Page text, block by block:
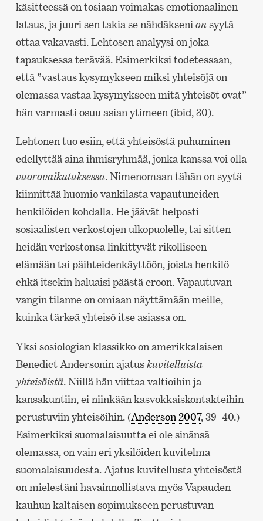
käsitteessä on tosiaan voimakas emotionaalinen
lataus, ja juuri sen takia se nähdäksenion syytä
ottaa vakavasti. Lehtosen analyysi on joka
tapauksessa terävää. Esimerkiksi todetessaan,
että ”vastaus kysymykseen miksi yhteisöjä on
olemassa vastaa kysymykseen mitä yhteisöt ovat”
hän varmasti osuu asian ytimeen (ibid, 30).
Lehtonen tuo esiin, että yhteisöstä puhuminen
edellyttää aina ihmisryhmää, jonka kanssa voi olla
vuorovaikutuksessa. Nimenomaan tähän on syytä
kiinnittää huomio vankilasta vapautuneiden
henkilöiden kohdalla. He jäävät helposti
sosiaalisten verkostojen ulkopuolelle, tai sitten
heidän verkostonsa linkittyvät rikolliseen
elämään tai päihteidenkäyttöön, joista henkilö
ehkä itsekin haluaisi päästä eroon. Vapautuvan
vangin tilanne on omiaan näyttämään meille,
kuinka tärkeä yhteisö itse asiassa on.
Yksi sosiologian klassikko on amerikkalaisen
Benedict Andersonin ajatuskuvitelluista
yhteisöistä. Niillä hän viittaa valtioihin ja
kansakuntiin, ei niinkään kasvokkaiskontakteihin
perustuviin yhteisöihin. (Anderson 2007, 39–40.)
Esimerkiksi suomalaisuutta ei ole sinänsä
olemassa, on vain eri yksilöiden kuvitelma
suomalaisuudesta. Ajatus kuvitellusta yhteisöstä
on mielestäni havainnollistava myös Vapauden
kauhun kaltaisen sopimukseen perustuvan